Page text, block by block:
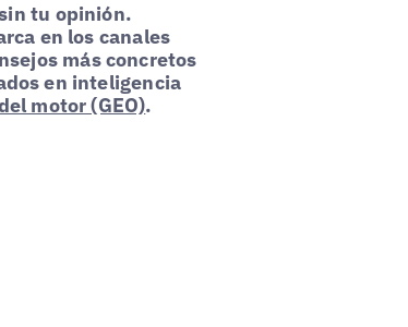
tu opinión.
en los canales
más concretos
en inteligencia
motor (GEO).